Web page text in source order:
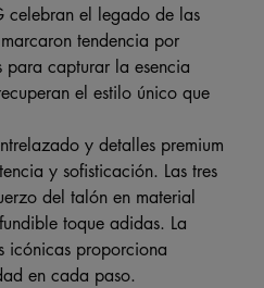
celebran el legado de las
tendencia por
para capturar la esencia
el estilo único que
y detalles premium
y sofisticación. Las tres
del talón en material
toque adidas. La
icónicas proporciona
en cada paso.